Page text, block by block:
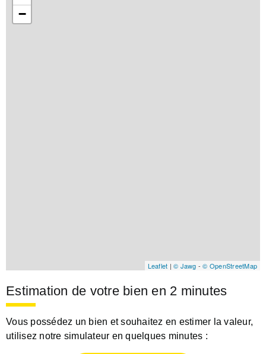
−
Leaflet | © Jawg -© OpenStreetMap
Estimation de votre bien en 2 minutes
Vous possédez un bien et souhaitez en estimer la valeur,
utilisez notre simulateur en quelques minutes :